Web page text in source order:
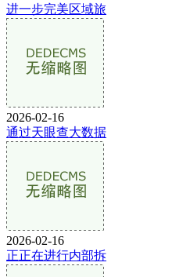
进一步完美区域旅
2026-02-16
通过天眼查大数据
2026-02-16
正正在进行内部拆